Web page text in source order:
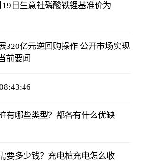
日生意社磷酸铁锂基准价为
320亿元逆回购操作 公开市场实现
前要闻
有哪些类型？都各有什么优缺
要多少钱？充电桩充电怎么收